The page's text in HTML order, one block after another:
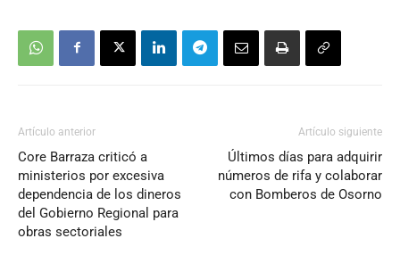
Artículo anterior
Core Barraza criticó a
ministerios por excesiva
dependencia de los dineros
del Gobierno Regional para
obras sectoriales
Artículo siguiente
Últimos días para adquirir
números de rifa y colaborar
con Bomberos de Osorno